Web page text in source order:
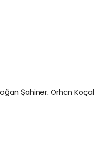
Şahiner, Orhan